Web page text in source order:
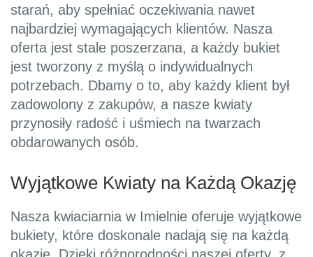
starań, aby spełniać oczekiwania nawet
najbardziej wymagających klientów. Nasza
oferta jest stale poszerzana, a każdy bukiet
jest tworzony z myślą o indywidualnych
potrzebach. Dbamy o to, aby każdy klient był
zadowolony z zakupów, a nasze kwiaty
przynosiły radość i uśmiech na twarzach
obdarowanych osób.
Wyjątkowe Kwiaty na Każdą Okazję
Nasza kwiaciarnia w Imielnie oferuje wyjątkowe
bukiety, które doskonale nadają się na każdą